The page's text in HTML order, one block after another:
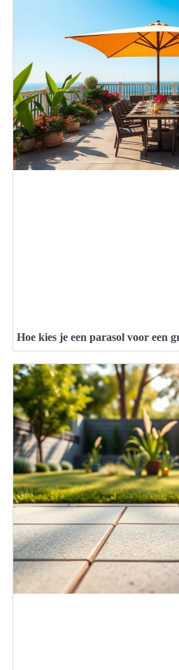
Hoe kies je een parasol voor een